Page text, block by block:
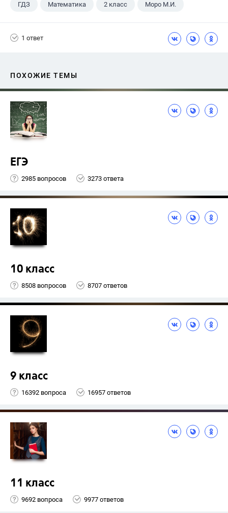
ГДЗ Математика 2 класс Моро М.И.
1 ответ
ПОХОЖИЕ ТЕМЫ
ЕГЭ
2985 вопросов 3273 ответа
10 класс
8508 вопросов 8707 ответов
9 класс
16392 вопроса 16957 ответов
11 класс
9692 вопроса 9977 ответов